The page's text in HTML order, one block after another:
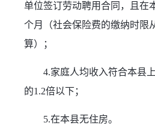
单位签订劳动聘用合同，且在
个月（社会保险费的缴纳时限
算）；
4.家庭人均收入符合本县
的1.2倍以下；
5.在本县无住房。